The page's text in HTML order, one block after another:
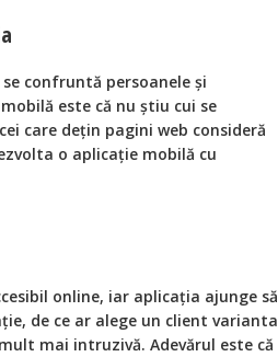
confruntă persoanele și
este că nu știu cui se
care dețin pagini web consideră
o aplicație mobilă cu
online, iar aplicația ajunge să
de ce ar alege un client varianta
mai intruzivă. Adevărul este că